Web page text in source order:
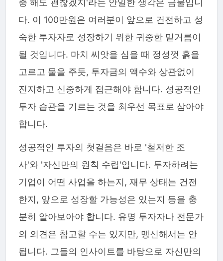
충 해도 괜찮겠지'라는 안일한 생각은 금물입니
다. 이 100만원은 여러분이 앞으로 건전하고 성
숙한 투자자로 성장하기 위한 귀중한 밑거름이
될 것입니다. 마치 씨앗을 심을 때 정성껏 흙을
고르고 물을 주듯, 투자금의 액수와 상관없이
진지하고 신중하게 접근해야 합니다. 성공적인
투자 습관을 기르는 것을 최우선 목표로 삼아야
합니다.
성공적인 투자의 첫걸음은 바로 '철저한 조
사'와 '자신만의 원칙 수립'입니다. 투자하려는
기업이 어떤 사업을 하는지, 재무 상태는 건전
한지, 앞으로 성장할 가능성은 있는지 등을 충
분히 알아보아야 합니다. 유명 투자자나 전문가
의 의견은 참고할 수는 있지만, 맹신해서는 안
됩니다. 그들의 인사이트를 바탕으로 자신만의